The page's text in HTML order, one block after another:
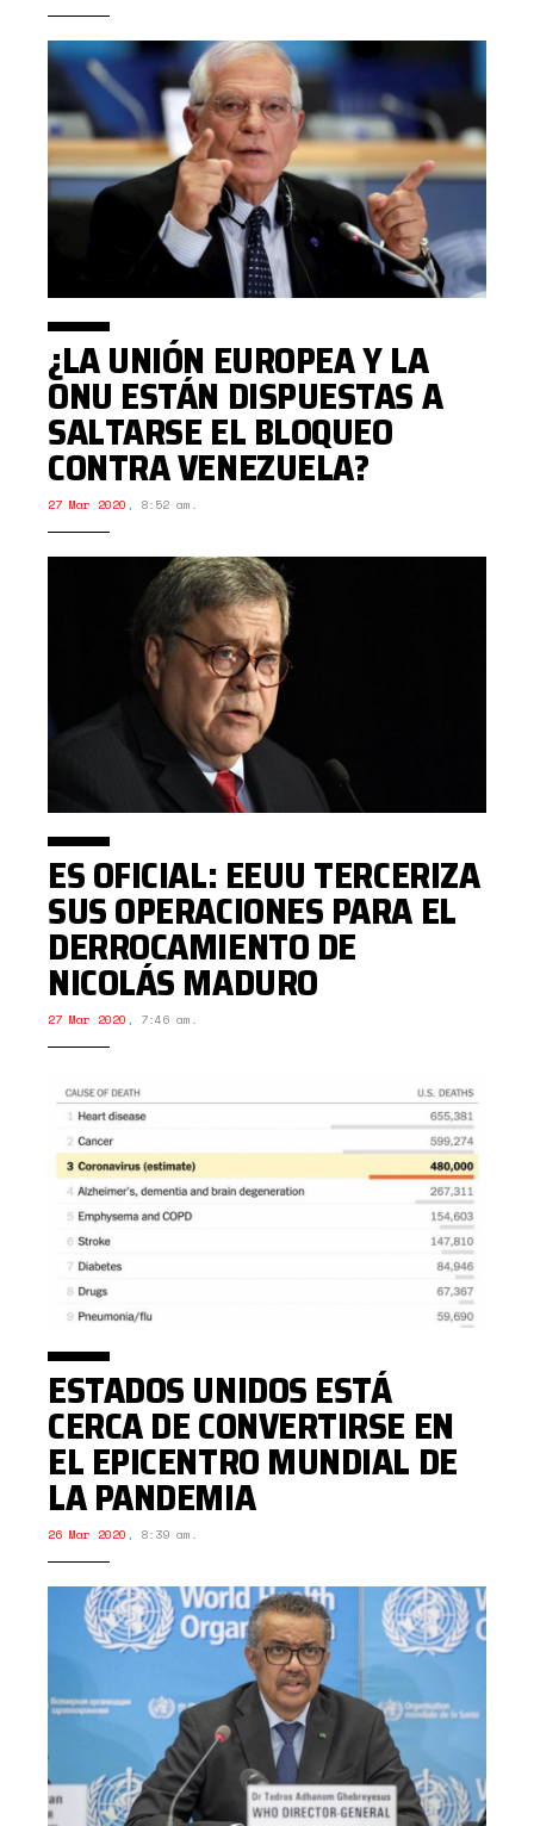
¿LA UNIÓN EUROPEA Y LA
ONU ESTÁN DISPUESTAS A
SALTARSE EL BLOQUEO
CONTRA VENEZUELA?
27 Mar 2020 , 8:52 am.
ES OFICIAL: EEUU TERCERIZA
SUS OPERACIONES PARA EL
DERROCAMIENTO DE
NICOLÁS MADURO
27 Mar 2020 , 7:46 am.
ESTADOS UNIDOS ESTÁ
CERCA DE CONVERTIRSE EN
EL EPICENTRO MUNDIAL DE
LA PANDEMIA
26 Mar 2020 , 8:39 am.